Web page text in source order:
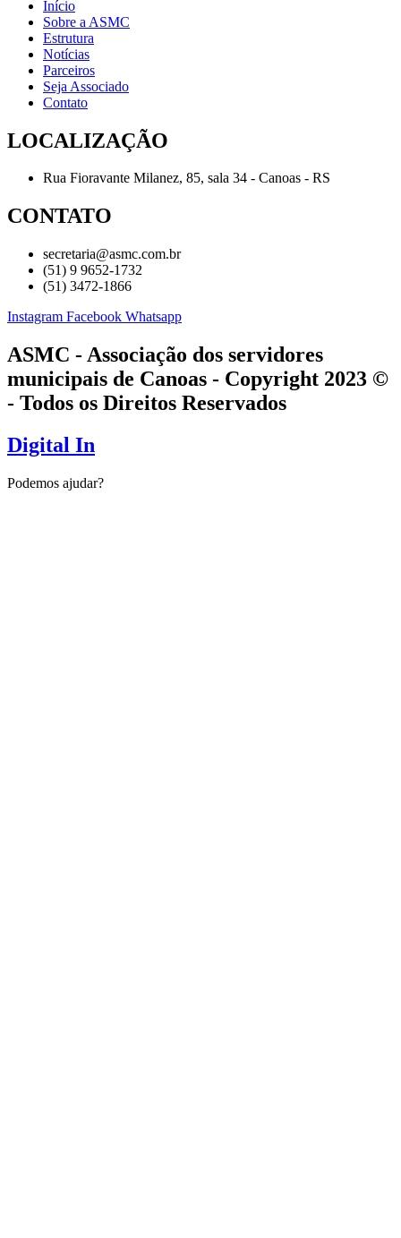
Início
Sobre a ASMC
Estrutura
Notícias
Parceiros
Seja Associado
Contato
LOCALIZAÇÃO
Rua Fioravante Milanez, 85, sala 34 - Canoas - RS
CONTATO
secretaria@asmc.com.br
(51) 9 9652-1732
(51) 3472-1866
Instagram Facebook Whatsapp
ASMC - Associação dos servidores
municipais de Canoas - Copyright 2023 ©
- Todos os Direitos Reservados
Digital In
Podemos ajudar?